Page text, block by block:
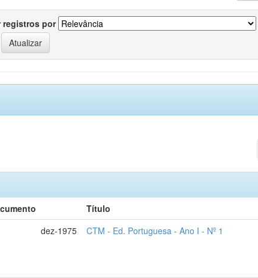
registros por
Título
dez-1975
CTM - Ed. Portuguesa - Ano I - Nº 1